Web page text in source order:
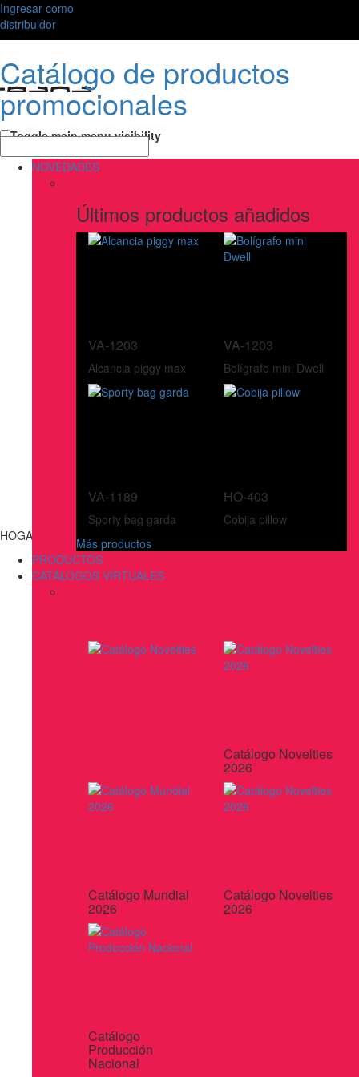
Ingresar como
distribuidor
Catálogo de productos
promocionales
Toggle main menu visibility
NOVEDADES
Últimos productos añadidos
VA-1203
Alcancia piggy max
VA-1203
Bolígrafo mini Dwell
VA-1189
Sporty bag garda
HO-403
Cobija pillow
Más productos
PRODUCTOS
CATÁLOGOS VIRTUALES
Catálogo Novelties
2026
Catálogo Mundial
2026
Catálogo Novelties
2026
Catálogo
Producción
Nacional
HOGAR